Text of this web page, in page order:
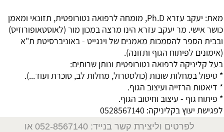
מאת: יעקב עזרא Ph.D, מומחה לרפואה נטורופטית, תזונאי ומאמן
כושר אישי. מר יעקב עזרא הינו מרצה במכון מור (לאוסטאופורוזיס)
ובבית הספר להסמכות מאמנים של וינגייט - באוניברסיטת ת"א
(אימונים לפיתוח הגוף ותזונה).
בעל קליניקה לרפואה נטורופטית ונותן שרותים:
* טיפול במחלות שונות (כולסטרול, מחלות לב, סוכרת ועוד...).
* דיאטות הרזייה ועיצוב הגוף.
* פיתוח גוף - עיצוב וחיטוב הגוף.
לפגישת יעוץ בקליניקה: 0528567140
לפרטים וליצירת קשר בנייד: 052-8567140
או